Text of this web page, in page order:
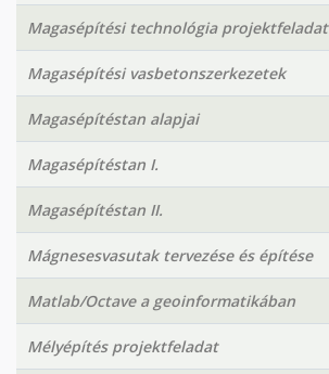
Magasépítési technológia projektfeladat
Magasépítési vasbetonszerkezetek
Magasépítéstan alapjai
Magasépítéstan I.
Magasépítéstan II.
Mágnesesvasutak tervezése és építése
Matlab/Octave a geoinformatikában
Mélyépítés projektfeladat